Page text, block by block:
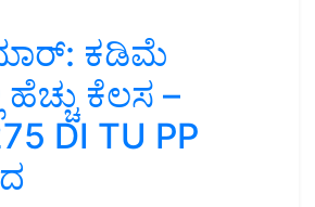
ಕಡಿಮೆ
ಕೆಲಸ –
DI TU PP